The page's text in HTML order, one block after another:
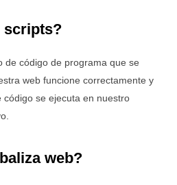
scripts?
de código de programa que se
web funcione correctamente y
se ejecuta en nuestro
web?